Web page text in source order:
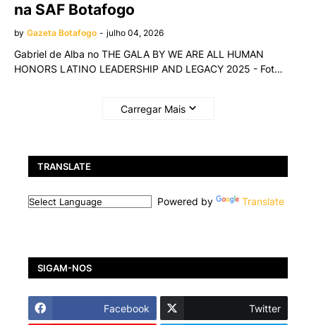
na SAF Botafogo
by Gazeta Botafogo - julho 04, 2026
Gabriel de Alba no THE GALA BY WE ARE ALL HUMAN
HONORS LATINO LEADERSHIP AND LEGACY 2025 - Fot…
Carregar Mais
TRANSLATE
Powered by Translate
SIGAM-NOS
Facebook Twitter